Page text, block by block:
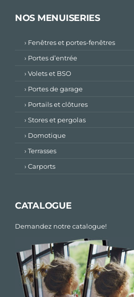
NOS MENUISERIES
› Fenêtres et portes-fenêtres
› Portes d’entrée
› Volets et BSO
› Portes de garage
› Portails et clôtures
› Stores et pergolas
› Domotique
› Terrasses
› Carports
CATALOGUE
Demandez notre catalogue!